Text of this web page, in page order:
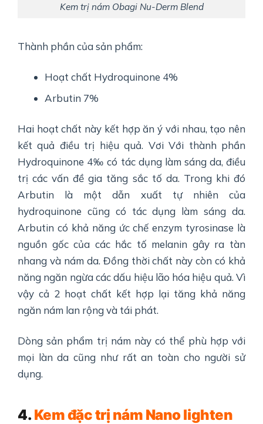
Kem trị nám Obagi Nu-Derm Blend
Thành phần của sản phẩm:
Hoạt chất Hydroquinone 4%
Arbutin 7%
Hai hoạt chất này kết hợp ăn ý với nhau, tạo nên
kết quả điều trị hiệu quả. Vơi Với thành phần
Hydroquinone 4‰ có tác dụng làm sáng da, điều
trị các vấn đề gia tăng sắc tố da. Trong khi đó
Arbutin là một dẫn xuất tự nhiên của
hydroquinone cũng có tác dụng làm sáng da.
Arbutin có khả năng ức chế enzym tyrosinase là
nguồn gốc của các hắc tố melanin gây ra tàn
nhang và nám da. Đồng thời chất này còn có khả
năng ngăn ngừa các dấu hiệu lão hóa hiệu quả. Vì
vậy cả 2 hoạt chất kết hợp lại tăng khả năng
ngăn nám lan rộng và tái phát.
Dòng sản phẩm trị nám này có thể phù hợp với
mọi làn da cũng như rất an toàn cho người sử
dụng.
4. Kem đặc trị nám Nano lighten